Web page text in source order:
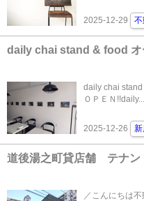
2025-12-29
daily chai stand & food オ
daily chai
ＯＰＥＮ!!daily...
2025-12-26 新
道後湯之町貸店舗 テナン
／こんにちは